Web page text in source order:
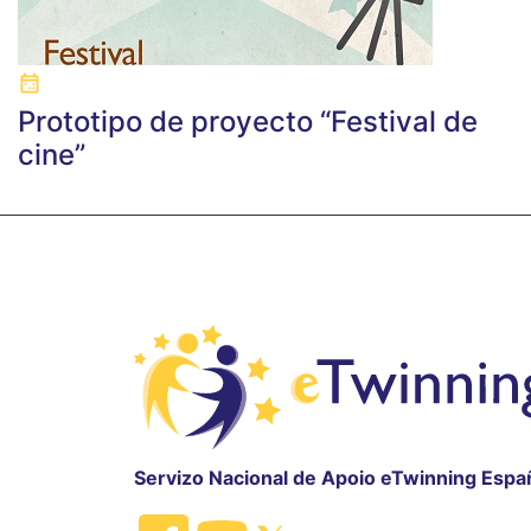
Prototipo de proyecto “Festival de
cine”
Servizo Nacional de Apoio eTwinning